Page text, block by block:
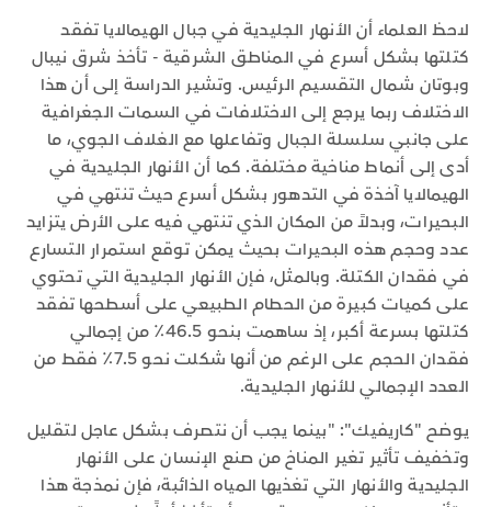
لاحظ العلماء أن الأنهار الجليدية في جبال الهيمالايا تفقد
كتلتها بشكل أسرع في المناطق الشرقية - تأخذ شرق نيبال
وبوتان شمال التقسيم الرئيس. وتشير الدراسة إلى أن هذا
الاختلاف ربما يرجع إلى الاختلافات في السمات الجغرافية
على جانبي سلسلة الجبال وتفاعلها مع الغلاف الجوي، ما
أدى إلى أنماط مناخية مختلفة. كما أن الأنهار الجليدية في
الهيمالايا آخذة في التدهور بشكل أسرع حيث تنتهي في
البحيرات، وبدلاً من المكان الذي تنتهي فيه على الأرض يتزايد
عدد وحجم هذه البحيرات بحيث يمكن توقع استمرار التسارع
في فقدان الكتلة. وبالمثل، فإن الأنهار الجليدية التي تحتوي
على كميات كبيرة من الحطام الطبيعي على أسطحها تفقد
كتلتها بسرعة أكبر، إذ ساهمت بنحو 46.5٪ من إجمالي
فقدان الحجم على الرغم من أنها شكلت نحو 7.5٪ فقط من
العدد الإجمالي للأنهار الجليدية.
يوضح "كاريفيك": "بينما يجب أن نتصرف بشكل عاجل لتقليل
وتخفيف تأثير تغير المناخ من صنع الإنسان على الأنهار
الجليدية والأنهار التي تغذيها المياه الذائبة، فإن نمذجة هذا